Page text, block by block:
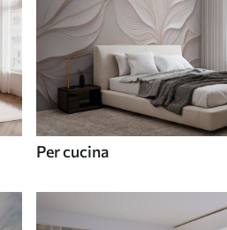
Per cucina